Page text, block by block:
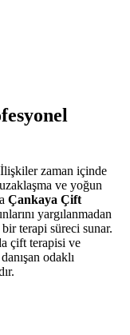
zaman içinde
ve yoğun
Çankaya Çift
yargılanmadan
terapi süreci sunar.
çift terapisi ve
odaklı